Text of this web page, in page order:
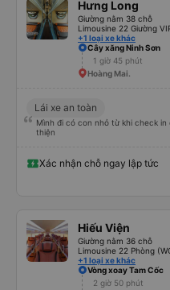
Hưng Long
Giường nằm 38 chỗ
+1 loại xe khác
Cây xăng Ninh Sơn
1 giờ 45 phút
Hoàng Mai.
Lái xe an toàn
Mình đi có con nhỏ từ khi check
thiện
Xác nhận chỗ ngay lập tức
Hiếu Viện
Giường nằm 36 chỗ
Limousine 22 Phòng
+1 loại xe khác
Vòng xoay Tam Cốc
2 giờ 50 phút